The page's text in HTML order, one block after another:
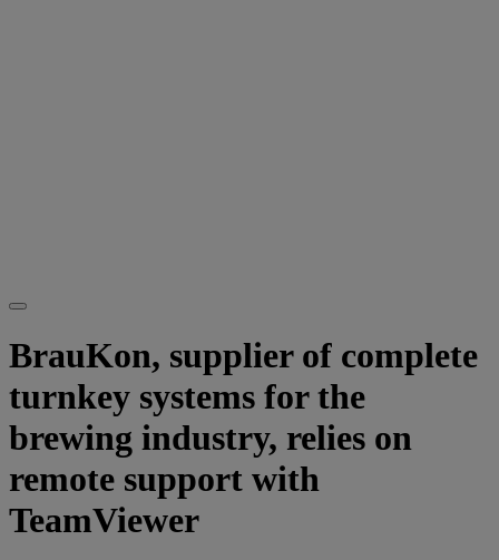
BrauKon, supplier of complete
turnkey systems for the
brewing industry, relies on
remote support with
TeamViewer